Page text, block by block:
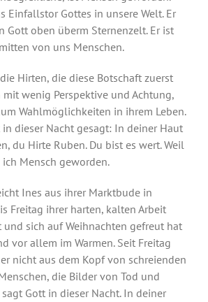
Einfallstor Gottes in unsere Welt. Er
Gott oben überm Sternenzelt. Er ist
von uns Menschen.
Hirten, die diese Botschaft zuerst
mit wenig Perspektive und Achtung,
Wahlmöglichkeiten in ihrem Leben.
dieser Nacht gesagt: In deiner Haut
du Hirte Ruben. Du bist es wert. Weil
Mensch geworden.
Ines aus ihrer Marktbude in
Freitag ihrer harten, kalten Arbeit
und sich auf Weihnachten gefreut hat
vor allem im Warmen. Seit Freitag
nicht aus dem Kopf von schreienden
die Bilder von Tod und
Gott in dieser Nacht. In deiner